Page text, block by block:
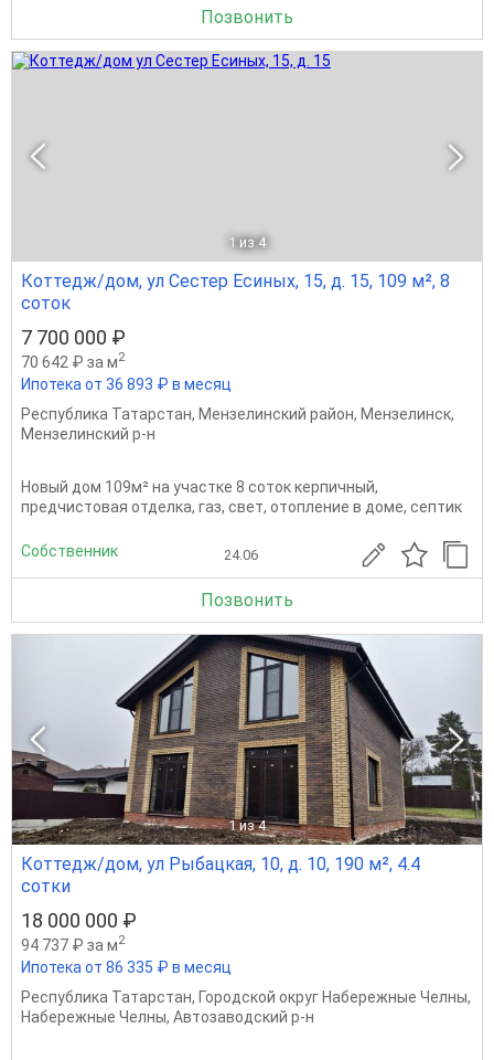
Позвонить
1 из 4
Коттедж/дом, ул Сестер Есиных, 15, д. 15, 109 м², 8
соток
7 700 000 ₽
70 642 ₽ за м2
Ипотека от 36 893 ₽ в месяц
Республика Татарстан, Мензелинский район, Мензелинск,
Мензелинский р-н
Новый дом 109м² на участке 8 соток керпичный,
предчистовая отделка, газ, свет, отопление в доме, септик
Собственник 24.06
Позвонить
1 из 4
Коттедж/дом, ул Рыбацкая, 10, д. 10, 190 м², 4.4
сотки
18 000 000 ₽
94 737 ₽ за м2
Ипотека от 86 335 ₽ в месяц
Республика Татарстан, Городской округ Набережные Челны,
Набережные Челны, Автозаводский р-н